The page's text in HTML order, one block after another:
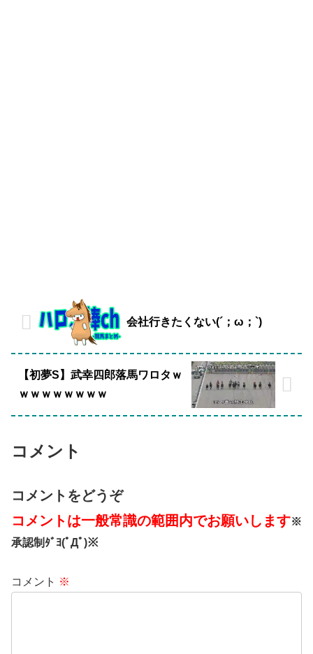
会社行きたくない(´；ω；`)
【初夢S】武幸四郎落馬ワロタｗ
ｗｗｗｗｗｗｗｗ
コメント
コメントをどうぞ
コメントは一般常識の範囲内でお願いします※
承認制ﾀﾞﾖ(ﾟДﾟ)※
コメント ※